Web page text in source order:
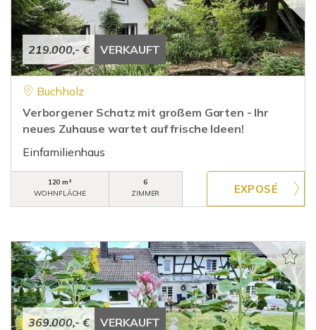
219.000,- € VERKAUFT
Buchholz
Verborgener Schatz mit großem Garten - Ihr
neues Zuhause wartet auf frische Ideen!
Einfamilienhaus
120 m²
WOHNFLÄCHE
6
ZIMMER
369.000,- € VERKAUFT